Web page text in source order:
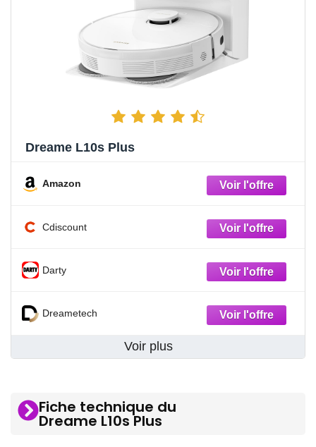
Dreame L10s Plus
Amazon
Cdiscount
Darty
Dreametech
Voir plus
Fiche technique du
Dreame L10s Plus